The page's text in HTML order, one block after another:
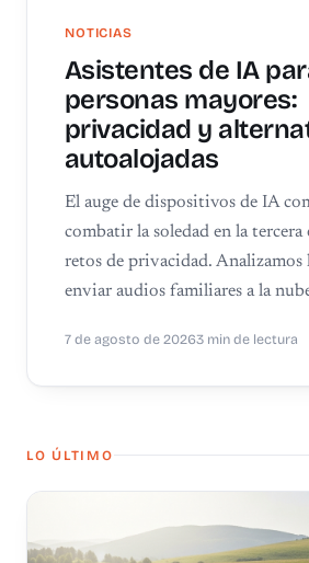
NOTICIAS
Asistentes de IA
personas mayores:
privacidad y
autoalojadas
El auge de dispositivos de IA
combatir la soledad en la tercera
retos de privacidad. Analizamos
enviar audios familiares a la
7 de agosto de 20263 min de lectura
LO ÚLTIMO